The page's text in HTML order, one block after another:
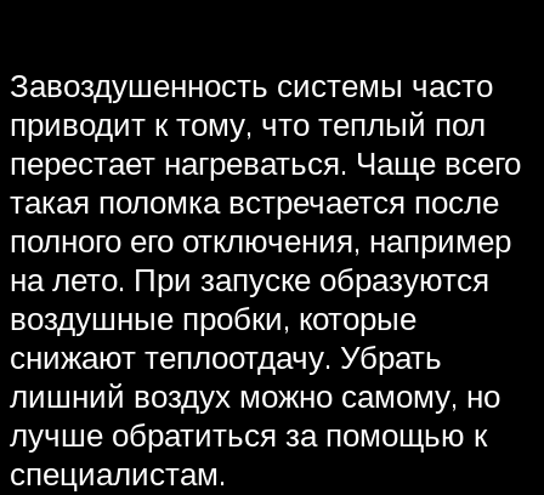
Завоздушенность системы часто
приводит к тому, что теплый пол
перестает нагреваться. Чаще всего
такая поломка встречается после
полного его отключения, например
на лето. При запуске образуются
воздушные пробки, которые
снижают теплоотдачу. Убрать
лишний воздух можно самому, но
лучше обратиться за помощью к
специалистам.